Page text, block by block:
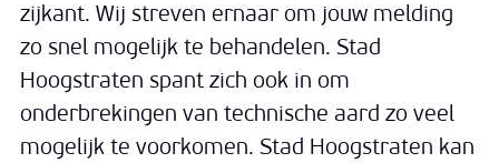
zijkant. Wij streven ernaar om jouw melding
zo snel mogelijk te behandelen. Stad
Hoogstraten spant zich ook in om
onderbrekingen van technische aard zo veel
mogelijk te voorkomen. Stad Hoogstraten kan